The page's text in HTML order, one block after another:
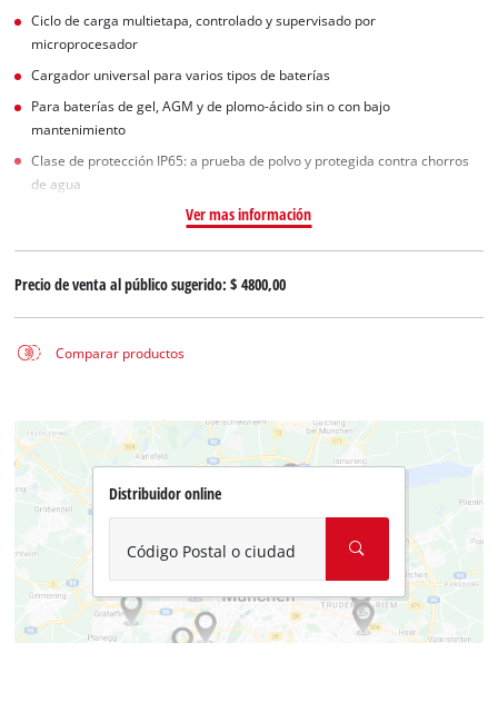
Ciclo de carga multietapa, controlado y supervisado por
microprocesador
Cargador universal para varios tipos de baterías
Para baterías de gel, AGM y de plomo-ácido sin o con bajo
mantenimiento
Clase de protección IP65: a prueba de polvo y protegida contra chorros
de agua
Ver mas información
Precio de venta al público sugerido:$ 4800,00
Comparar productos
Distribuidor online
Código Postal o ciudad